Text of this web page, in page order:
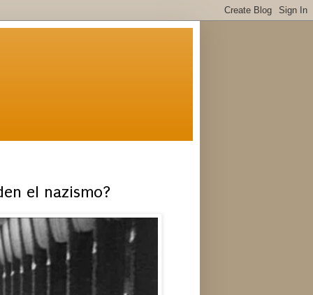
el nazismo?